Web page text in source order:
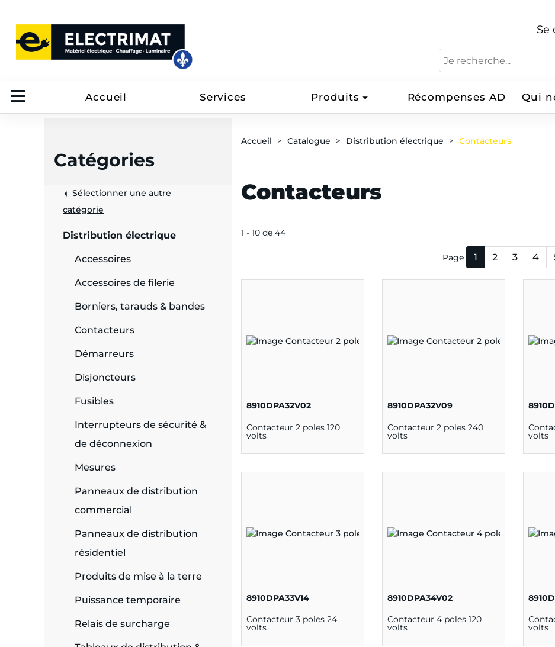
Se
Accueil Services Produits Récompenses AD Qui
Catégories
Sélectionner une autre
catégorie
Distribution électrique
Accessoires
Accessoires de filerie
Borniers, tarauds & bandes
Contacteurs
Démarreurs
Disjoncteurs
Fusibles
Interrupteurs de sécurité &
de déconnexion
Mesures
Panneaux de distribution
commercial
Panneaux de distribution
résidentiel
Produits de mise à la terre
Puissance temporaire
Relais de surcharge
Accueil Catalogue Distribution électrique Contacteurs
Contacteurs
1 - 10 de 44
Page 1 2 3 4
8910DPA32V02
Contacteur 2 poles 120
volts
8910DPA32V09
Contacteur 2 poles 240
volts volts
8910DPA33V14
Contacteur 3 poles 24
volts
8910DPA34V02
Contacteur 4 poles 120
volts volts